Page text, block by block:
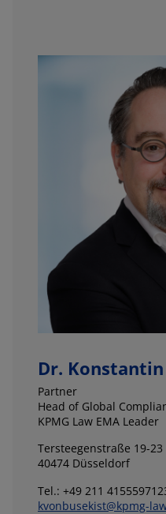
Dr.
Partner
Head of Global
KPMG Law EMA Leader
Tersteegenstraße 19-23
40474 Düsseldorf
Tel.: +49 211
kvonbusekist@kpmg-